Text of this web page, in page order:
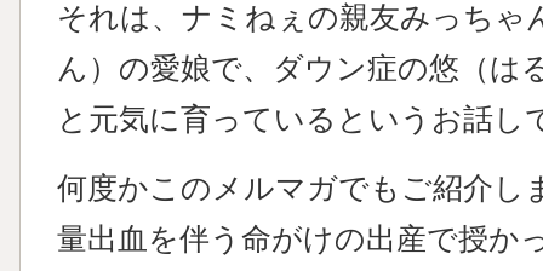
それは、ナミねぇの親友みっちゃ
ん）の愛娘で、ダウン症の悠（は
と元気に育っているというお話し
何度かこのメルマガでもご紹介し
量出血を伴う命がけの出産で授か